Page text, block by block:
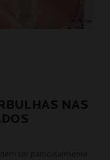
NAS
ser particularmente